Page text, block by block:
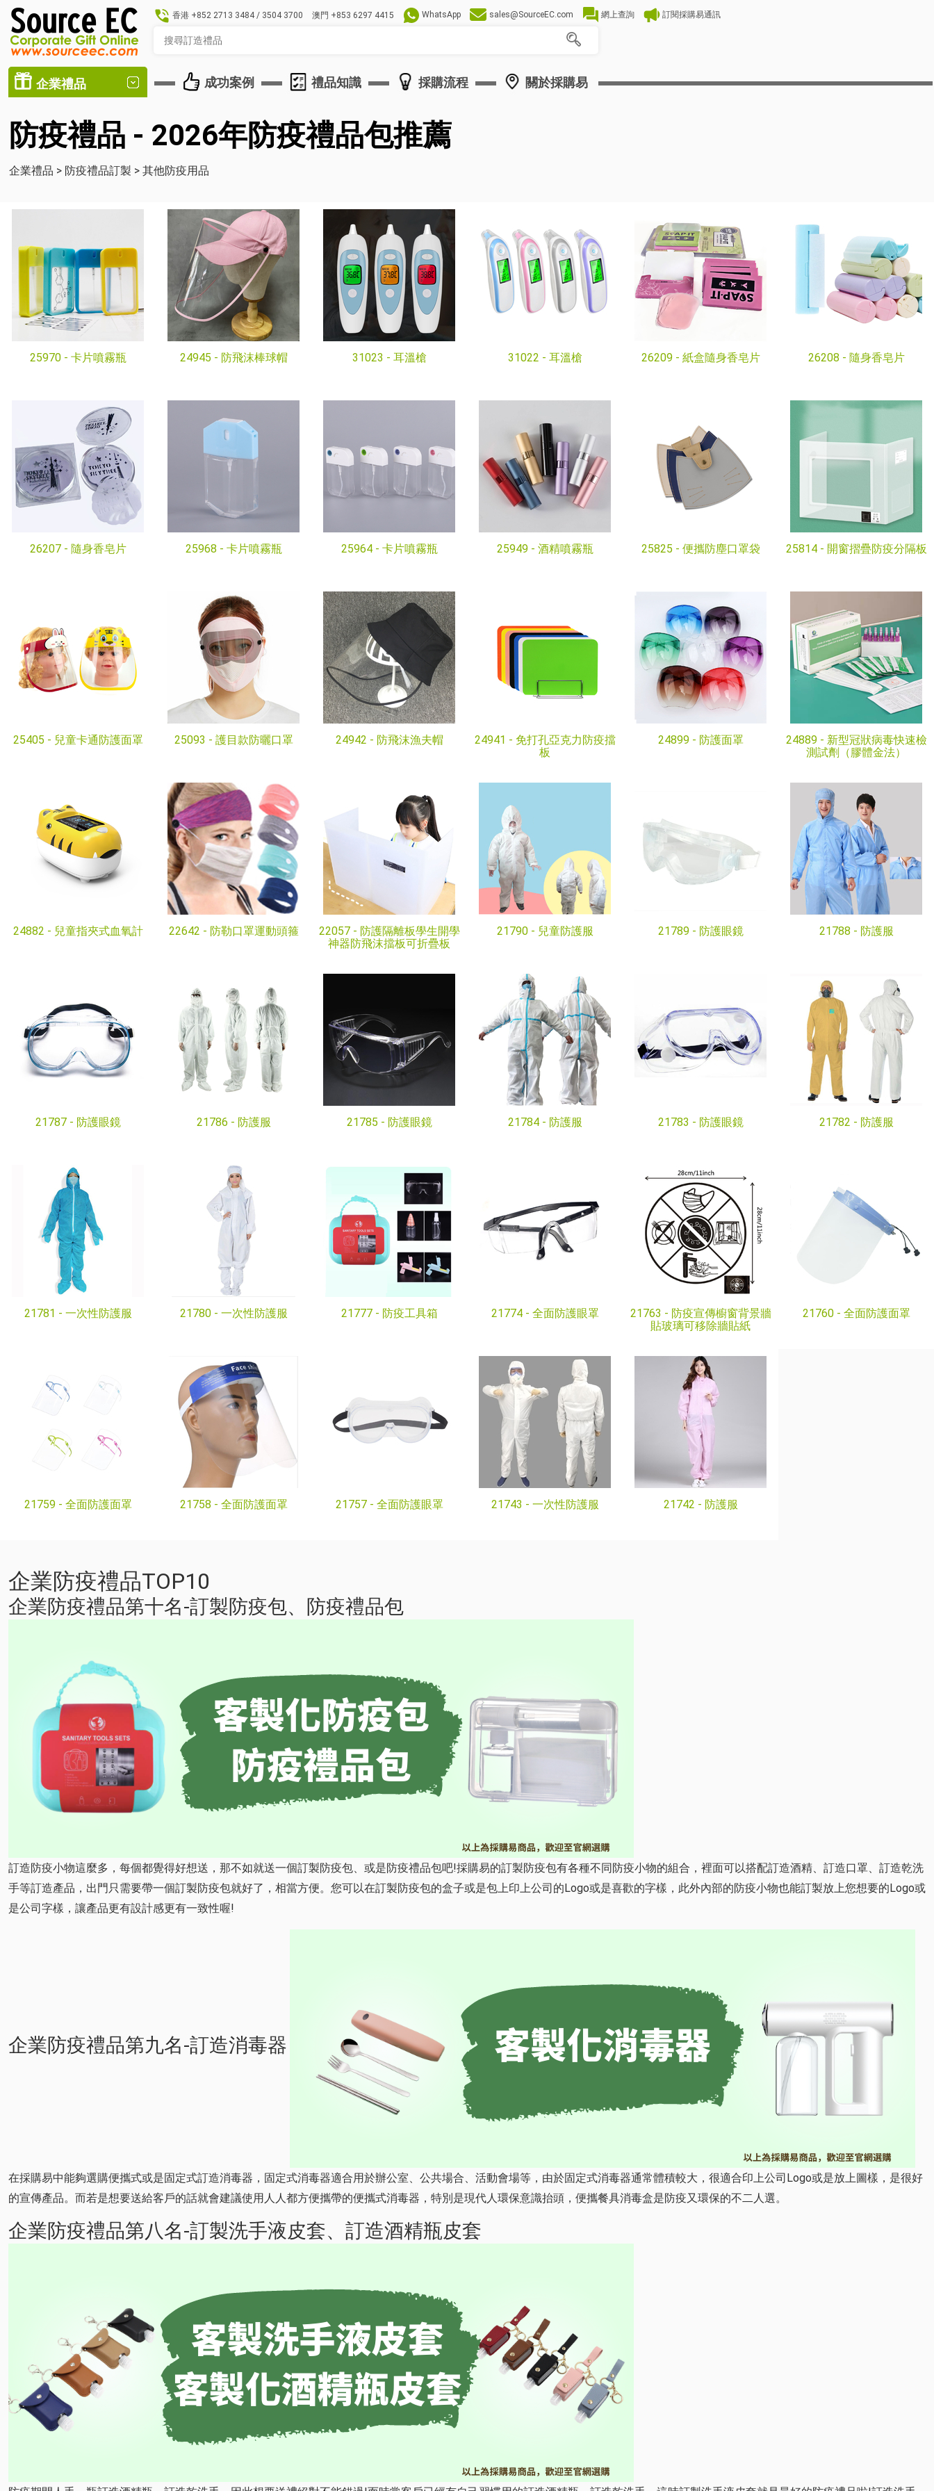
香港 +852 2713 3484 / 3504 3700 澳門 +853 6297 4415 WhatsApp sales@SourceEC.com 網上查詢 訂閱採購易通訊
企業禮品 成功案例 禮品知識 採購流程 關於採購易
防疫禮品 - 2026年防疫禮品包推薦
企業禮品 > 防疫禮品訂製 > 其他防疫用品
25970 - 卡片噴霧瓶 24945 - 防飛沫棒球帽 31023 - 耳溫槍 31022 - 耳溫槍 26209 - 紙盒隨身香皂片 26208 - 隨身香皂片
26207 - 隨身香皂片 25968 - 卡片噴霧瓶 25964 - 卡片噴霧瓶 25949 - 酒精噴霧瓶 25825 - 便攜防塵口罩袋 25814 - 開窗摺疊防疫分隔板
25405 - 兒童卡通防護面罩 25093 - 護目款防曬口罩 24942 - 防飛沫漁夫帽 24941 - 免打孔亞克力防疫擋
板
24899 - 防護面罩 24889 - 新型冠狀病毒快速檢
測試劑（膠體金法）
24882 - 兒童指夾式血氧計 22642 - 防勒口罩運動頭箍 22057 - 防護隔離板學生開學
神器防飛沫擋板可折疊板
21790 - 兒童防護服 21789 - 防護眼鏡 21788 - 防護服
21787 - 防護眼鏡 21786 - 防護服 21785 - 防護眼鏡 21784 - 防護服 21783 - 防護眼鏡 21782 - 防護服
21781 - 一次性防護服 21780 - 一次性防護服 21777 - 防疫工具箱 21774 - 全面防護眼罩 21763 - 防疫宣傳櫥窗背景牆
貼玻璃可移除牆貼紙
21760 - 全面防護面罩
21759 - 全面防護面罩 21758 - 全面防護面罩 21757 - 全面防護眼罩 21743 - 一次性防護服 21742 - 防護服
企業防疫禮品TOP10
企業防疫禮品第十名-訂製防疫包、防疫禮品包
訂造防疫小物這麼多，每個都覺得好想送，那不如就送一個訂製防疫包、或是防疫禮品包吧!採購易的訂製防疫包有各種不同防疫小物的組合，裡面可以搭配訂造酒精、訂造口罩、訂造乾洗
手等訂造產品，出門只需要帶一個訂製防疫包就好了，相當方便。您可以在訂製防疫包的盒子或是包上印上公司的Logo或是喜歡的字樣，此外內部的防疫小物也能訂製放上您想要的Logo或
是公司字樣，讓產品更有設計感更有一致性喔!
企業防疫禮品第九名-訂造消毒器
在採購易中能夠選購便攜式或是固定式訂造消毒器，固定式消毒器適合用於辦公室、公共場合、活動會場等，由於固定式消毒器通常體積較大，很適合印上公司Logo或是放上圖樣，是很好
的宣傳產品。而若是想要送給客戶的話就會建議使用人人都方便攜帶的便攜式消毒器，特別是現代人環保意識抬頭，便攜餐具消毒盒是防疫又環保的不二人選。
企業防疫禮品第八名-訂製洗手液皮套、訂造酒精瓶皮套